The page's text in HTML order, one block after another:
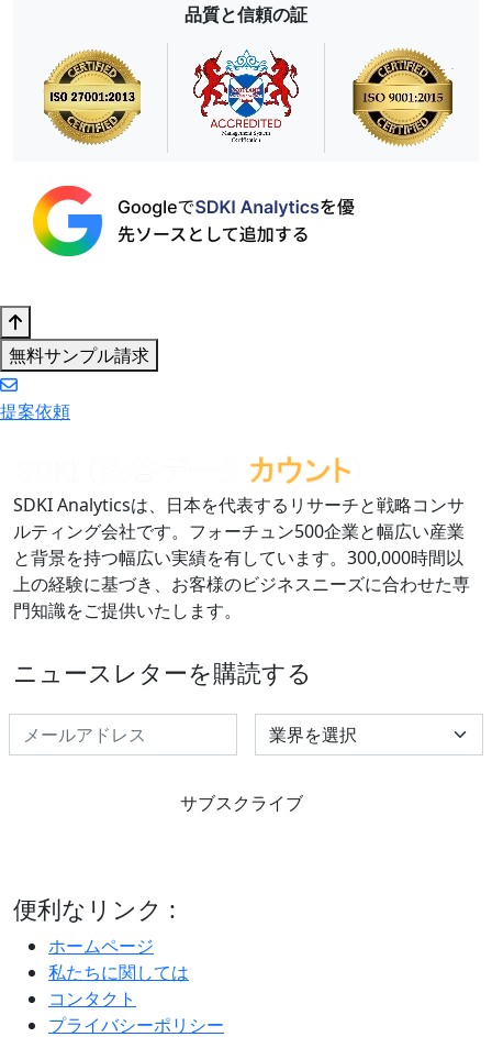
品質と信頼の証
無料サンプル請求
提案依頼
SDKI Analyticsは、日本を代表するリサーチと戦略コンサ
ルティング会社です。フォーチュン500企業と幅広い産業
と背景を持つ幅広い実績を有しています。300,000時間以
上の経験に基づき、お客様のビジネスニーズに合わせた専
門知識をご提供いたします。
ニュースレターを購読する
Select Industry
サブスクライブ
便利なリンク :
ホームページ
私たちに関しては
コンタクト
プライバシーポリシー